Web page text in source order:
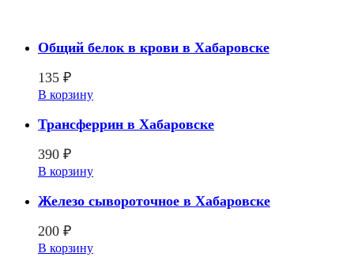
Общий белок в крови в Хабаровске
135 ₽
В корзину
Трансферрин в Хабаровске
390 ₽
В корзину
Железо сывороточное в Хабаровске
200 ₽
В корзину